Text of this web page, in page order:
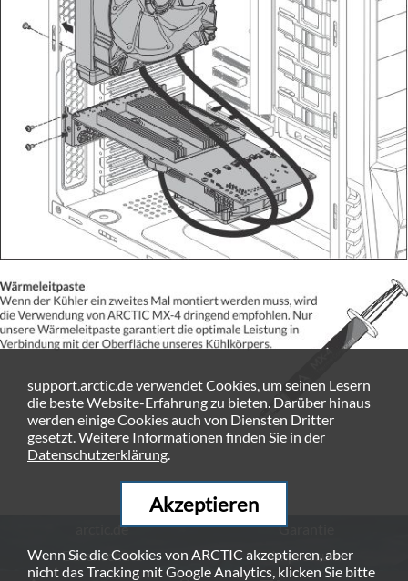
arctic.de
Garantie
Datenschutz
Impressum
support.arctic.de verwendet Cookies, um seinen Lesern
die beste Website-Erfahrung zu bieten. Darüber hinaus
werden einige Cookies auch von Diensten Dritter
gesetzt. Weitere Informationen finden Sie in der
Datenschutzerklärung.
Akzeptieren
Wenn Sie die Cookies von ARCTIC akzeptieren, aber
nicht das Tracking mit Google Analytics, klicken Sie bitte